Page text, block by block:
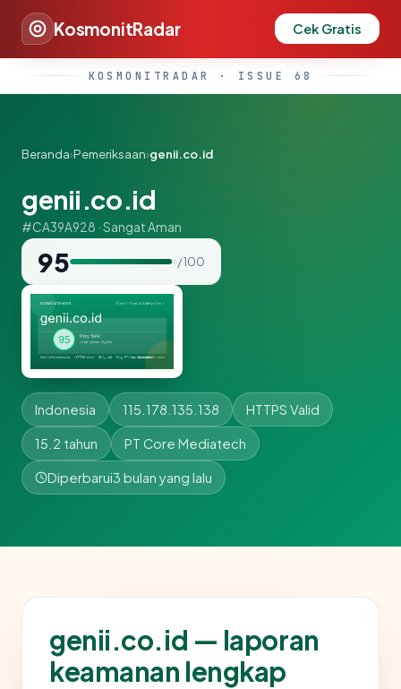
KosmonitRadar Cek Gratis
KOSMONITRADAR · ISSUE 68
Beranda›Pemeriksaan›genii.co.id
genii.co.id
#CA39A928 · Sangat Aman
95 / 100
Indonesia 115.178.135.138 HTTPS Valid
15.2 tahun PT Core Mediatech
Diperbarui3 bulan yang lalu
genii.co.id — laporan
keamanan lengkap